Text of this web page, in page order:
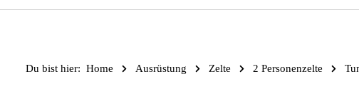
Du bist hier: Home Ausrüstung Zelte 2 Personenzelte